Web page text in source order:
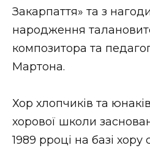
Закарпаття» та з
народження
композитора та
Мартона.
Хор хлопчиків та
хорової школи
1989 рроці на базі хору